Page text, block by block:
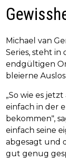
Michael van
Series, steht
endgültigen
bleierne
„So wie es
einfach in der
bekommen",
einfach seine
abgesagt und
gut genug